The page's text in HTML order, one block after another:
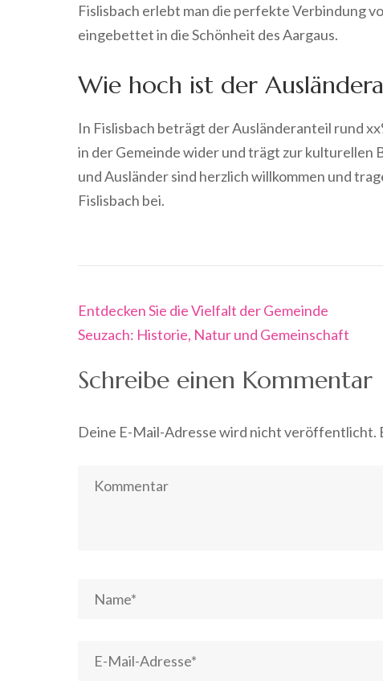
Fislisbach erlebt man die perfekte Verbindung
eingebettet in die Schönheit des Aargaus.
Wie hoch ist der
In Fislisbach beträgt der Ausländeranteil rund
in der Gemeinde wider und trägt zur kulturellen
und Ausländer sind herzlich willkommen und
Fislisbach bei.
Beitragsnavigation
Entdecken Sie die Vielfalt der Gemeinde
Seuzach: Historie, Natur und Gemeinschaft
Schreibe einen Kommentar
Deine E-Mail-Adresse wird nicht veröffentlicht.